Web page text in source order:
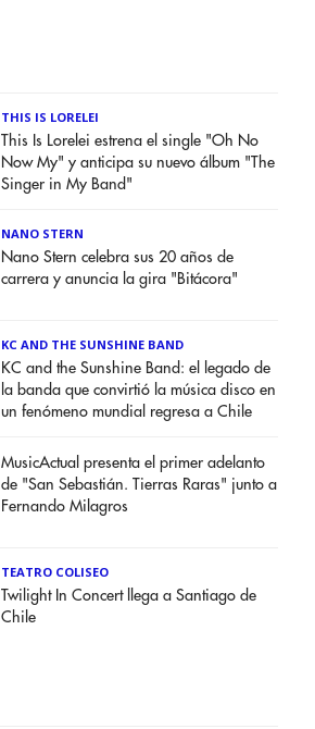
THIS IS LORELEI
This Is Lorelei estrena el single "Oh No
Now My" y anticipa su nuevo álbum "The
Singer in My Band"
NANO STERN
Nano Stern celebra sus 20 años de
carrera y anuncia la gira "Bitácora"
KC AND THE SUNSHINE BAND
KC and the Sunshine Band: el legado de
la banda que convirtió la música disco en
un fenómeno mundial regresa a Chile
MusicActual presenta el primer adelanto
de "San Sebastián. Tierras Raras" junto a
Fernando Milagros
TEATRO COLISEO
Twilight In Concert llega a Santiago de
Chile